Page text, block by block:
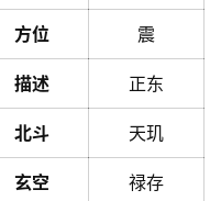
方位 震
描述 正东
北斗 天玑
玄空 禄存